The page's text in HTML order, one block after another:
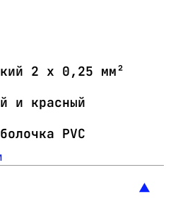
2 х 0,25 мм²
и красный
PVC